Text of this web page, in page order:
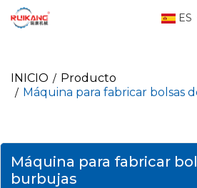
ES
INICIO
Producto
Máquina para fabricar bolsas
Máquina para fabricar
burbujas